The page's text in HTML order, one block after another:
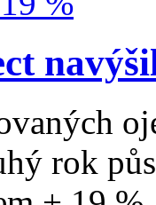
rok